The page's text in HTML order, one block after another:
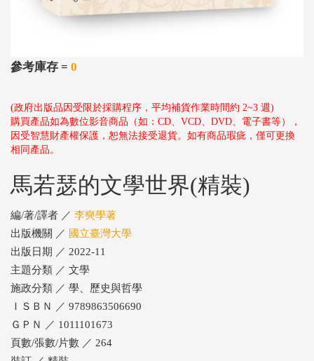
參考庫存 = 0
(政府出版品因受限於採購程序，平均補貨作業時間約 2~3 週)
購買產品如為數位影音商品（如：CD、VCD、DVD、電子書等），
因受智慧財產權保護，恕無法接受退貨。如有商品瑕疵，僅可更換
相同產品。
馬若瑟的文學世界(精裝)
編/著/譯者 ／ 李奭學著
出版機關 ／ 國立臺灣大學
出版日期 ／ 2022-11
主題分類 ／ 文學
施政分類 ／ 學、歷史與哲學
ＩＳＢＮ ／ 9789863506690
ＧＰＮ ／ 1011101673
頁數/張數/片數 ／ 264